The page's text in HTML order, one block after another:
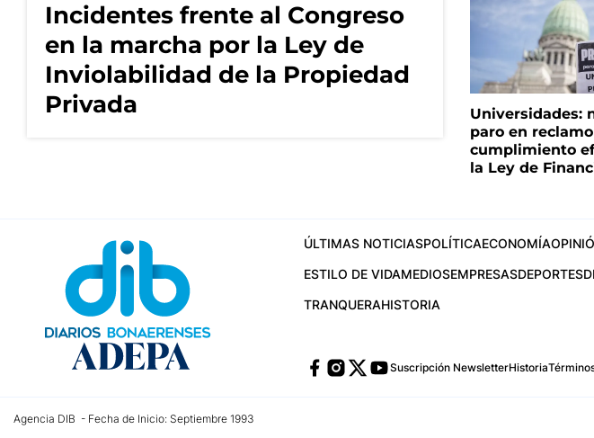
Incidentes frente al Congreso
en la marcha por la Ley de
Inviolabilidad de la Propiedad
Privada
Universidades:
paro en
cumplimiento
la Ley de
ÚLTIMAS NOTICIASPOLÍTICAECONOMÍA
ESTILO DE VIDAMEDIOSEMPRESASDEPORTES
TRANQUERAHISTORIA
Suscripción NewsletterHistoria
Agencia DIB - Fecha de Inicio: Septiembre 1993